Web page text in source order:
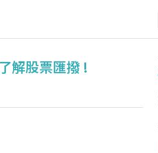
解股票匯撥 !